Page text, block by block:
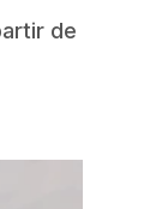
de